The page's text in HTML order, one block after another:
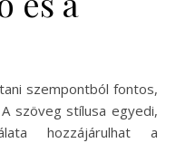
szempontból fontos,
szöveg stílusa egyedi,
hozzájárulhat a